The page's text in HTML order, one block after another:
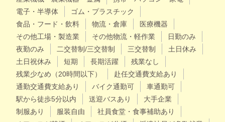
電子・半導体
ゴム・プラスチック
食品・フード・飲料
物流・倉庫
医療機器
その他工場・製造業
その他物流・軽作業
日勤のみ
夜勤のみ
二交替制/三交替制 三交替制
土日休み
土日祝休み
短期 長期活躍
残業なし
残業少なめ（20時間以下）
赴任交通費支給あり
通勤交通費支給あり
バイク通勤可
車通勤可
駅から徒歩5分以内
送迎バスあり
大手企業
制服あり
服装自由
社員食堂・食事補助あり